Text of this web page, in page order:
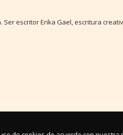
escritor Erika Gael, escritura